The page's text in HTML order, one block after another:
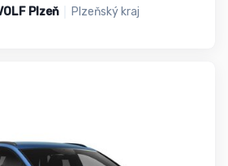
Plzeň Plzeňský kraj